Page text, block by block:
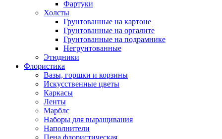
Фартуки
Холсты
Грунтованные на картоне
Грунтованные на оргалите
Грунтованные на подрамнике
Негрунтованные
Этюдники
Флористика
Вазы, горшки и корзины
Искусственные цветы
Каркасы
Ленты
Марблс
Наборы для выращивания
Наполнители
Пена флористическая